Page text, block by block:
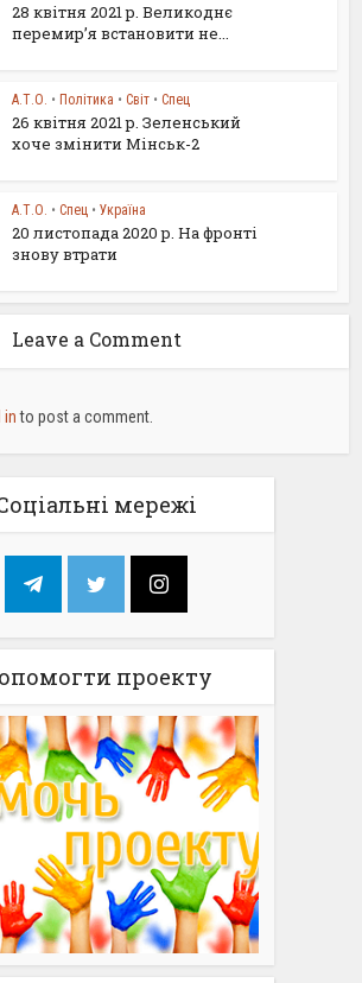
28 квітня 2021 р. Великоднє
перемир’я встановити не...
А.Т.О. • Політика • Світ • Спец
26 квітня 2021 р. Зеленський
хоче змінити Мінськ-2
А.Т.О. • Спец • Україна
20 листопада 2020 р. На фронті
знову втрати
Leave a Comment
into post a comment.
мережі
проекту